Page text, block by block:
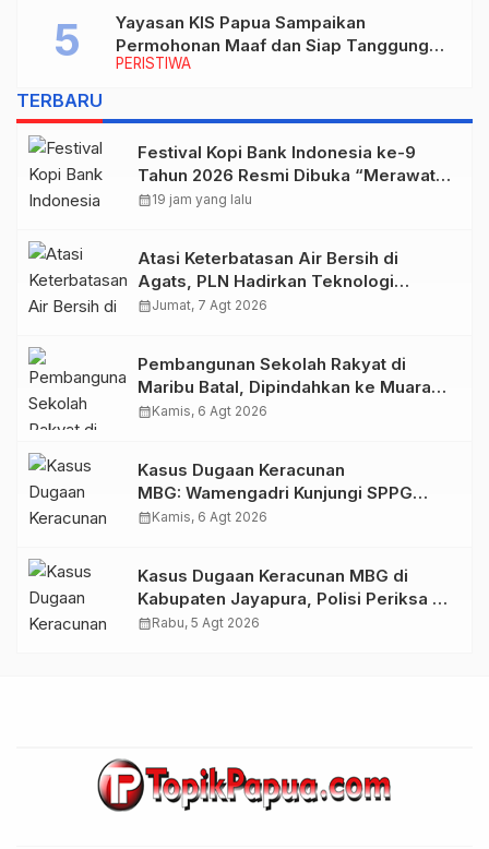
PERISTIWA
Yayasan KIS Papua Sampaikan
Permohonan Maaf dan Siap Tanggung
Biaya Korban Dugaan Keracunan MBG di
TERBARU
Festival Kopi Bank Indonesia ke-9
Tahun 2026 Resmi Dibuka “Merawat
Warisan, Membangun Masa Depan
calendar_month19 jam yang lalu
Atasi Keterbatasan Air Bersih di
Agats, PLN Hadirkan Teknologi
Desalinasi untuk Masjid Saiful Al-
calendar_monthJumat, 7 Agt 2026
Pembangunan Sekolah Rakyat di
Maribu Batal, Dipindahkan ke Muara
Tami, Ini Sebabnya
calendar_monthKamis, 6 Agt 2026
Kasus Dugaan Keracunan
MBG: Wamengadri Kunjungi SPPG
Yayasan KIS Papua, Ini yang
calendar_monthKamis, 6 Agt 2026
Kasus Dugaan Keracunan MBG di
Kabupaten Jayapura, Polisi Periksa 30
Orang Saksi
calendar_monthRabu, 5 Agt 2026